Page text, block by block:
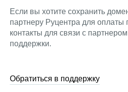
Если вы хотите сохранить
партнеру Руцентра для оплаты
контакты для связи с
поддержки.
Обратиться в поддержку